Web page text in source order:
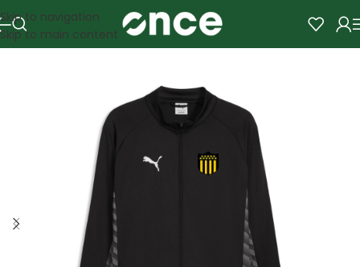
Skip to navigation
Skip to main content